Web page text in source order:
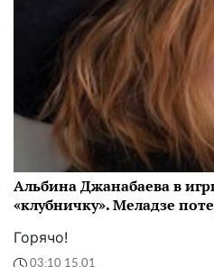
Альбина Джанабаева в
«клубничку». Меладзе
Горячо!
03:10 15.01